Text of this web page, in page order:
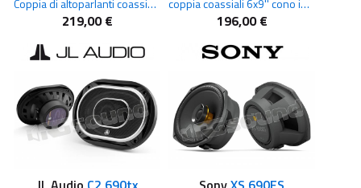
Coppia di altoparlanti coassiali 6x9'' con 400 W RMS
219,00 €
coppia coassiali 6x9'' cono in fibra di vetro e griglie protettive
196,00 €